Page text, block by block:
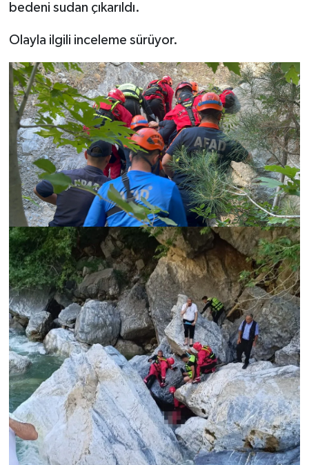
bedeni sudan çıkarıldı.
Olayla ilgili inceleme sürüyor.